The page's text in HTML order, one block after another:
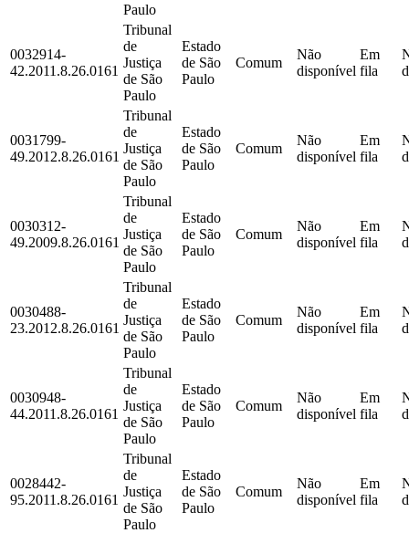
Paulo
0032914-
42.2011.8.26.0161
Tribunal
de
Justiça
de São
Paulo
Estado
de São
Paulo
Comum
Não
disponível
Em
fila
0031799-
49.2012.8.26.0161
Tribunal
de
Justiça
de São
Paulo
Estado
de São
Paulo
Comum
Não
disponível
Em
fila
0030312-
49.2009.8.26.0161
Tribunal
de
Justiça
de São
Paulo
Estado
de São
Paulo
Comum
Não
disponível
Em
fila
0030488-
23.2012.8.26.0161
Tribunal
de
Justiça
de São
Paulo
Estado
de São
Paulo
Comum
Não
disponível
Em
fila
0030948-
44.2011.8.26.0161
Tribunal
de
Justiça
de São
Paulo
Estado
de São
Paulo
Comum
Não
disponível
Em
fila
0028442-
95.2011.8.26.0161
Tribunal
de
Justiça
de São
Paulo
Estado
de São
Paulo
Comum
Não
disponível
Em
fila